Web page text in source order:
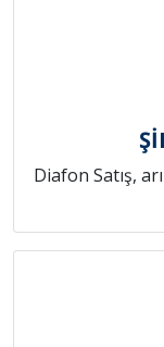
Diafon Satış,